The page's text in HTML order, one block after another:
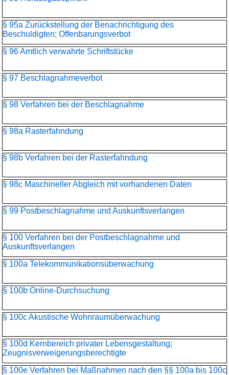
§ 95a Zurückstellung der Benachrichtigung des
Beschuldigten; Offenbarungsverbot
§ 96 Amtlich verwahrte Schriftstücke
§ 97 Beschlagnahmeverbot
§ 98 Verfahren bei der Beschlagnahme
§ 98a Rasterfahndung
§ 98b Verfahren bei der Rasterfahndung
§ 98c Maschineller Abgleich mit vorhandenen Daten
§ 99 Postbeschlagnahme und Auskunftsverlangen
§ 100 Verfahren bei der Postbeschlagnahme und
Auskunftsverlangen
§ 100a Telekommunikationsüber­wachung
§ 100b Online-Durchsuchung
§ 100c Akustische Wohnraumüberwachung
§ 100d Kernbereich privater Lebensgestaltung;
Zeugnisverweigerungs­berechtigte
§ 100e Verfahren bei Maßnahmen nach den §§ 100a bis 100c